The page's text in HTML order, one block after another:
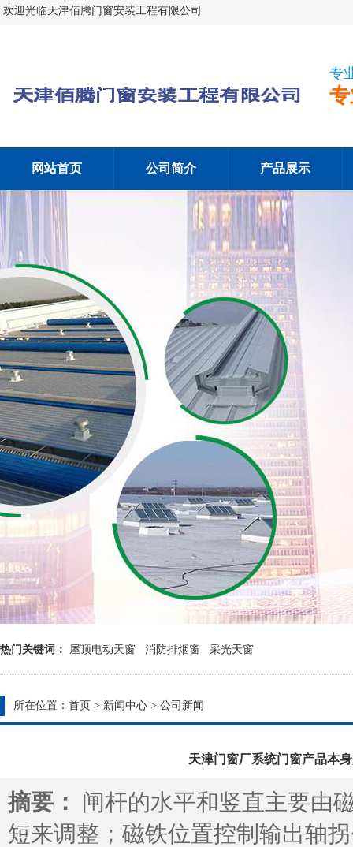
欢迎光临天津佰腾门窗安装工程有限公司
专
网站首页 公司简介 产品展示
热门关键词： 屋顶电动天窗 消防排烟窗 采光天窗
所在位置： 首页 > 新闻中心 > 公司新闻
天津门窗厂系统门窗产品本
摘要：
闸杆的水平和竖直主要由
短来调整；磁铁位置控制输出轴